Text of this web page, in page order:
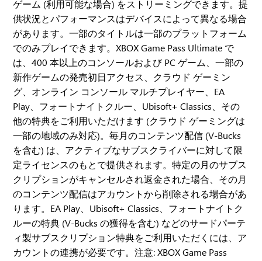
ゲーム (利用可能な場合) をストリーミングできます。提
供状況とパフォーマンスはデバイスによって異なる場合
があります。一部のタイトルは一部のプラットフォーム
でのみプレイできます。XBOX Game Pass Ultimate で
は、400 本以上のコンソールおよび PC ゲーム、一部の
新作ゲームの発売初日アクセス、クラウド ゲーミン
グ、オンライン コンソール マルチプレイヤー、EA
Play、フォートナイトクルー、Ubisoft+ Classics、その
他の特典をご利用いただけます (クラウド ゲーミングは
一部の地域のみ対応)。毎月のコンテンツ配信 (V-Bucks
を含む) は、アクティブなサブスクライバーに対して限
定ライセンスのもとで提供されます。特定の月のサブス
クリプションがキャンセルされ返金された場合、その月
のコンテンツ配信はアカウントから削除される場合があ
ります。EA Play、Ubisoft+ Classics、フォートナイトク
ルーの特典 (V-Bucks の獲得を含む) などのサードパーテ
ィ製サブスクリプション特典をご利用いただくには、ア
カウントの連携が必要です。注意: XBOX Game Pass